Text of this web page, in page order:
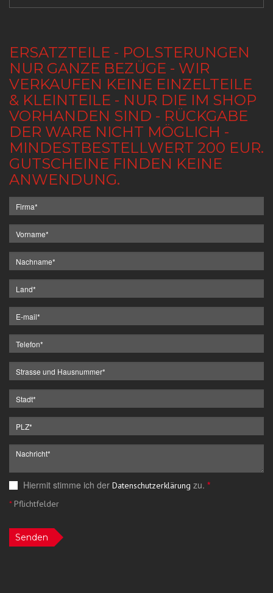
ERSATZTEILE - POLSTERUNGEN
NUR GANZE BEZÜGE - WIR
VERKAUFEN KEINE EINZELTEILE
& KLEINTEILE - NUR DIE IM SHOP
VORHANDEN SIND - RÜCKGABE
DER WARE NICHT MÖGLICH -
MINDESTBESTELLWERT 200 EUR.
GUTSCHEINE FINDEN KEINE
ANWENDUNG.
Hiermit stimme ich der Datenschutzerklärung zu. *
*Pflichtfelder
Senden